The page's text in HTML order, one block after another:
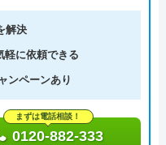
解決
軽に依頼できる
ンペーンあり
まずは電話相談！
0120-882-333